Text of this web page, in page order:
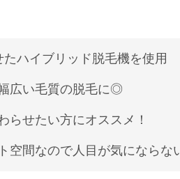
ハイブリッド脱毛機を使用
広い毛質の脱毛に◎
らせたい方にオススメ！
空間なので人目が気にならな